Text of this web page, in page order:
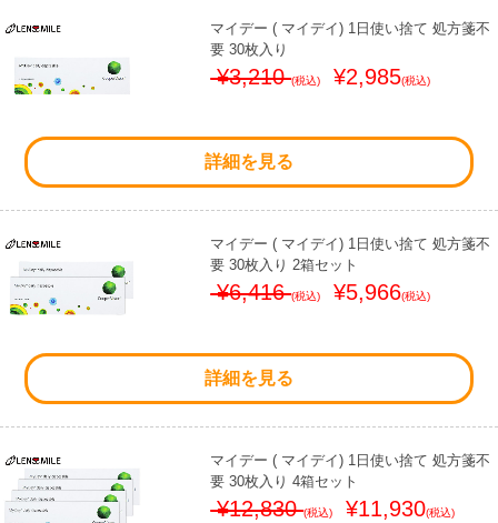
マイデー ( マイデイ) 1日使い捨て 処方箋不
要 30枚入り
¥3,210(税込) ¥2,985(税込)
詳細を見る
マイデー ( マイデイ) 1日使い捨て 処方箋不
要 30枚入り 2箱セット
¥6,416(税込) ¥5,966(税込)
詳細を見る
マイデー ( マイデイ) 1日使い捨て 処方箋不
要 30枚入り 4箱セット
¥12,830(税込) ¥11,930(税込)